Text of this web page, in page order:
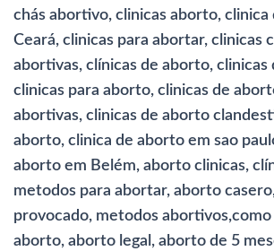
chás abortivo, clinicas aborto,
Ceará, clinicas para abortar, clinicas
abortivas, clínicas de aborto, clinicas
clinicas para aborto, clinicas de
abortivas, clinicas de aborto
aborto, clinica de aborto em sao
aborto em Belém, aborto clinicas,
metodos para abortar, aborto
provocado, metodos abortivos,como
aborto, aborto legal, aborto de 5